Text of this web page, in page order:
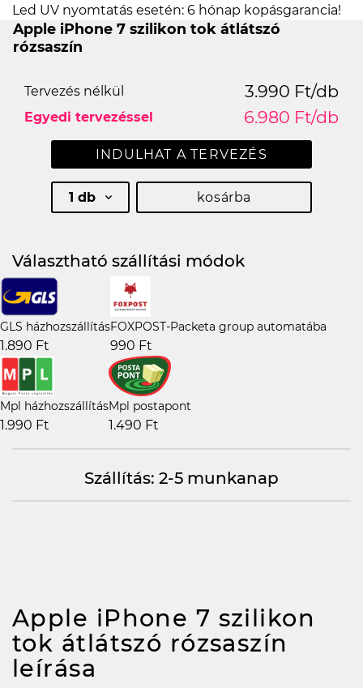
Led UV nyomtatás esetén: 6 hónap kopásgarancia!
Apple iPhone 7 szilikon tok átlátszó
rózsaszín
Tervezés nélkül 3.990 Ft/db
Egyedi tervezéssel 6.980 Ft/db
INDULHAT A TERVEZÉS
1 db kosárba
Választható szállítási módok
GLS házhozszállítás
1.890 Ft
FOXPOST-Packeta group automatába
990 Ft
Mpl házhozszállítás
1.990 Ft
Mpl postapont
1.490 Ft
Szállítás: 2-5 munkanap
Apple iPhone 7 szilikon
tok átlátszó rózsaszín
leírása